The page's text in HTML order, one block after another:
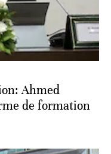
Ahmed
de formation